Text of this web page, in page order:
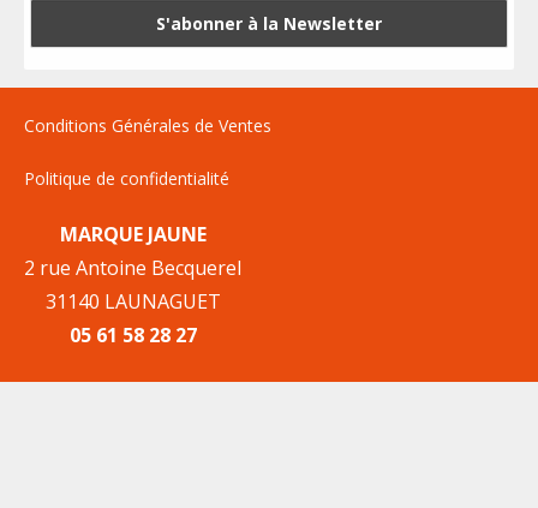
Conditions Générales de Ventes
Politique de confidentialité
MARQUE JAUNE
2 rue Antoine Becquerel
31140 LAUNAGUET
05 61 58 28 27